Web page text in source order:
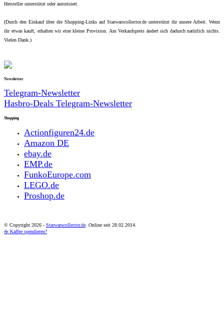
Hersteller unterstützt oder autorisiert.
(Durch den Einkauf über die Shopping-Links auf Starwarscollector.de unterstützt ihr unsere Arbeit. Wenn
ihr etwas kauft, erhalten wir eine kleine Provision. Am Verkaufspreis ändert sich dadurch natürlich nichts.
Vielen Dank.)
Newsletter
Telegram-Newsletter
Hasbro-Deals Telegram-Newsletter
Shopping
Actionfiguren24.de
Amazon DE
ebay.de
EMP.de
FunkoEurope.com
LEGO.de
Proshop.de
© Copyright 2026 - Starwarscollector.de . Online seit 28.02.2014.
☕ Kaffee spendieren?